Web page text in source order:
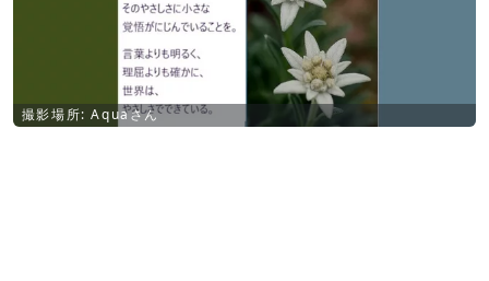
撮影場所: Aquaさん